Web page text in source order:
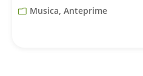
Musica, Anteprime